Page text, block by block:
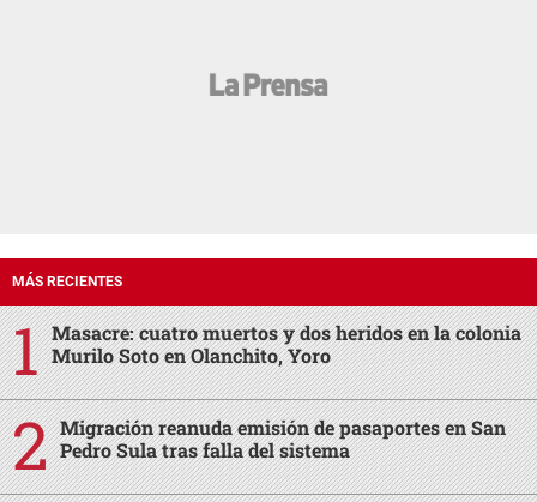
MÁS RECIENTES
Masacre: cuatro muertos y dos heridos en la colonia
Murilo Soto en Olanchito, Yoro
Migración reanuda emisión de pasaportes en San
Pedro Sula tras falla del sistema